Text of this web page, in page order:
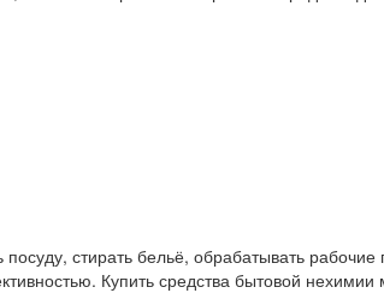
стирать бельё, обрабатывать
Купить средства бытовой